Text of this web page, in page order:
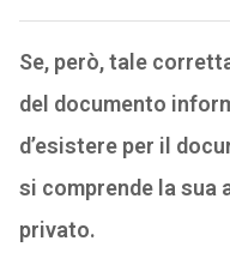
Se, però, tale
del documento
d’esistere per il
si comprende la sua
privato.